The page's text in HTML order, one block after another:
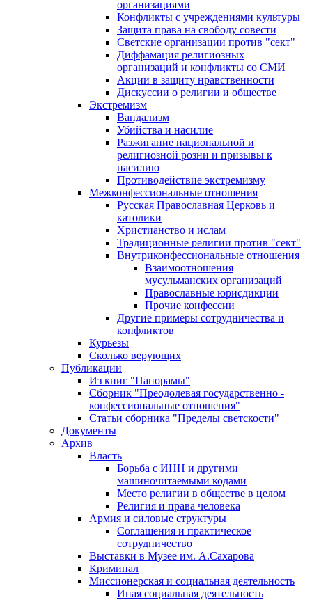
организациями
Конфликты с учреждениями культуры
Защита права на свободу совести
Светские организации против "сект"
Диффамация религиозных
организаций и конфликты со СМИ
Акции в защиту нравственности
Дискуссии о религии и обществе
Экстремизм
Вандализм
Убийства и насилие
Разжигание национальной и
религиозной розни и призывы к
насилию
Противодействие экстремизму
Межконфессиональные отношения
Русская Православная Церковь и
католики
Христианство и ислам
Традиционные религии против "сект"
Внутриконфессиональные отношения
Взаимоотношения
мусульманских организаций
Православные юрисдикции
Прочие конфессии
Другие примеры сотрудничества и
конфликтов
Курьезы
Сколько верующих
Публикации
Из книг "Панорамы"
Сборник "Преодолевая государственно -
конфессиональные отношения"
Статьи сборника "Пределы светскости"
Документы
Архив
Власть
Борьба с ИНН и другими
машиночитаемыми кодами
Место религии в обществе в целом
Религия и права человека
Армия и силовые структуры
Соглашения и практическое
сотрудничество
Выставки в Музее им. А.Сахарова
Криминал
Миссионерская и социальная деятельность
Иная социальная деятельность